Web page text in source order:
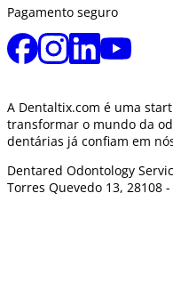
Pagamento seguro
A Dentaltix.com é uma
transformar o mundo da
dentárias já confiam em
Dentared Odontology
Torres Quevedo 13, 28108 -